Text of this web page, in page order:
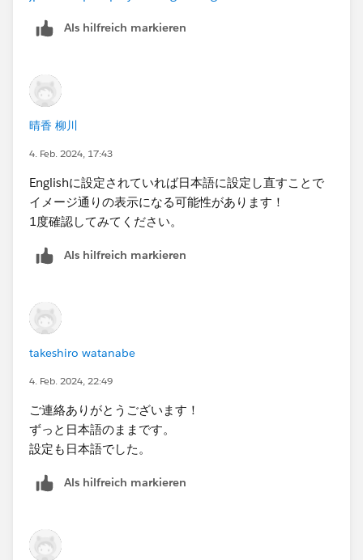
Als hilfreich markieren
晴香 柳川
4. Feb. 2024, 17:43
Englishに設定されていれば日本語に設定し直すことで
イメージ通りの表示になる可能性があります！
1度確認してみてください。
Als hilfreich markieren
takeshiro watanabe
4. Feb. 2024, 22:49
ご連絡ありがとうございます！
ずっと日本語のままです。
設定も日本語でした。
Als hilfreich markieren